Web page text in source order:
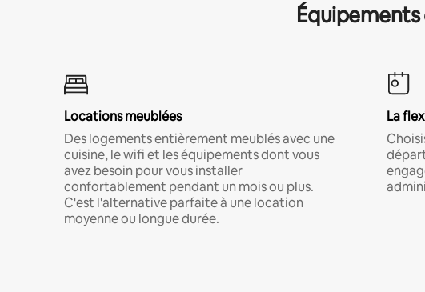
Locations meublées
Des logements entièrement meublés avec une
cuisine, le wifi et les équipements dont vous
avez besoin pour vous installer
confortablement pendant un mois ou plus.
C'est l'alternative parfaite à une location
moyenne ou longue durée.
La